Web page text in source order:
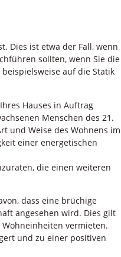
Dies ist etwa der Fall, wenn
sollten, wenn Sie die
auf die Statik
Hauses in Auftrag
Menschen des 21.
und Weise des Wohnens im
einer energetischen
die einen weiteren
dass eine brüchige
angesehen wird. Dies gilt
vermieten.
und zu einer positiven